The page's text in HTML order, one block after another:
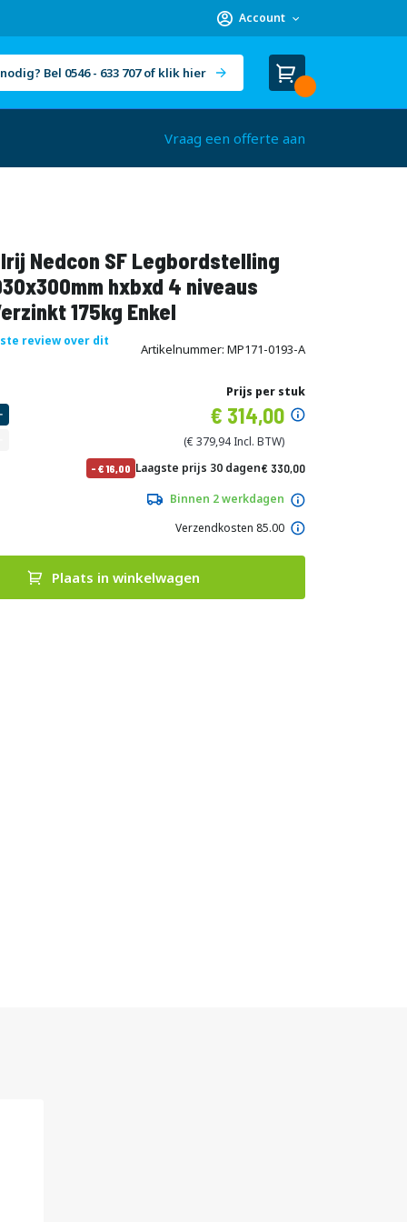
Account
Bel 0546 - 633 707 of klik hier
Winkelwagen
Cart
Vraag een offerte aan
Nedcon SF Legbordstelling
hxbxd 4 niveaus
175kg Enkel
review over dit
Artikelnummer MP171-0193-A
Prijs per stuk
Speciale
prijs
314,00
379,94
- 16,00 Laagste prijs 30 dagen
Normale
330,00
Binnen 2 werkdagen
Verzendkosten 85.00
Plaats in winkelwagen